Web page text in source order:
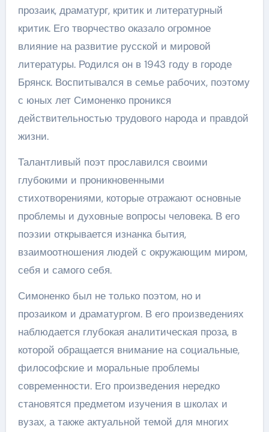
прозаик, драматург, критик и литературный
критик. Его творчество оказало огромное
влияние на развитие русской и мировой
литературы. Родился он в 1943 году в городе
Брянск. Воспитывался в семье рабочих, поэтому
с юных лет Симоненко проникся
действительностью трудового народа и правдой
жизни.
Талантливый поэт прославился своими
глубокими и проникновенными
стихотворениями, которые отражают основные
проблемы и духовные вопросы человека. В его
поэзии открывается изнанка бытия,
взаимоотношения людей с окружающим миром,
себя и самого себя.
Симоненко был не только поэтом, но и
прозаиком и драматургом. В его произведениях
наблюдается глубокая аналитическая проза, в
которой обращается внимание на социальные,
философские и моральные проблемы
современности. Его произведения нередко
становятся предметом изучения в школах и
вузах, а также актуальной темой для многих